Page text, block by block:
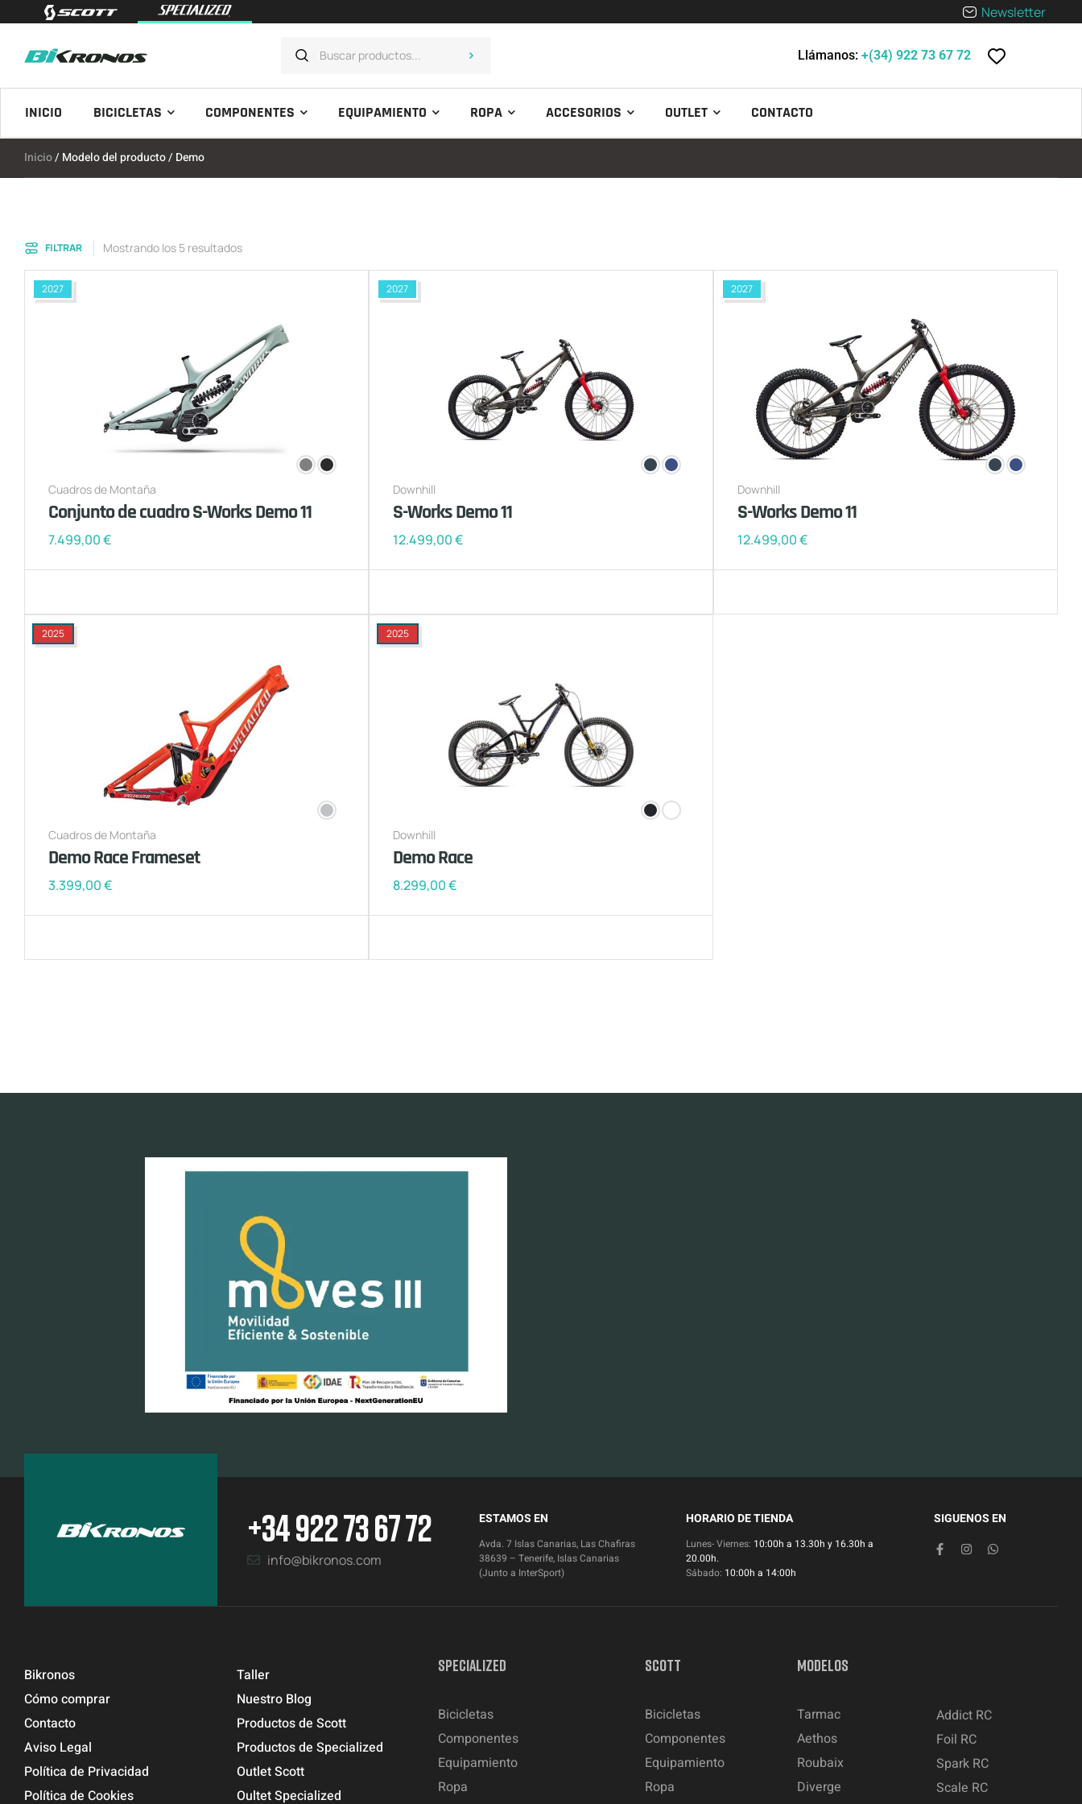
Newsletter
Llámanos: +(34) 922 73 67 72
INICIO BICICLETAS COMPONENTES EQUIPAMIENTO ROPA ACCESORIOS OUTLET CONTACTO
Inicio/ Modelo del producto / Demo
FILTRAR Mostrando los 5 resultados
2027
Cuadros de Montaña
Conjunto de cuadro S-Works Demo 11
7.499,00€
2027
Downhill
S-Works Demo 11
12.499,00€
2027
Downhill
S-Works Demo 11
12.499,00€
2025
Cuadros de Montaña
Demo Race Frameset
3.399,00€
2025
Downhill
Demo Race
8.299,00€
+34 922 73 67 72
info@bikronos.com
ESTAMOS EN
Avda. 7 Islas Canarias, Las Chafiras
38639 – Tenerife, Islas Canarias
(Junto a InterSport)
HORARIO DE TIENDA
Lunes- Viernes: 10:00h a 13.30h y 16.30h a
20.00h.
Sábado: 10:00h a 14:00h
SIGUENOS EN
Bikronos
Cómo comprar
Contacto
Aviso Legal
Política de Privacidad
Política de Cookies
Taller
Nuestro Blog
Productos de Scott
Productos de Specialized
Outlet Scott
Oultet Specialized
SPECIALIZED
Bicicletas
Componentes
Equipamiento
Ropa
SCOTT
Bicicletas
Componentes
Equipamiento
Ropa
MODELOS
Tarmac
Aethos
Roubaix
Diverge
Addict RC
Foil RC
Spark RC
Scale RC